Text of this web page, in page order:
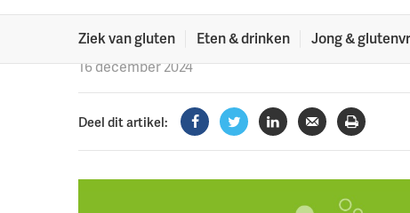
Ziek van gluten Eten & drinken Jong &
eten?
16 december 2024
Deel dit artikel:
Facebook
TwitterLinkedInVerzenden
Printen